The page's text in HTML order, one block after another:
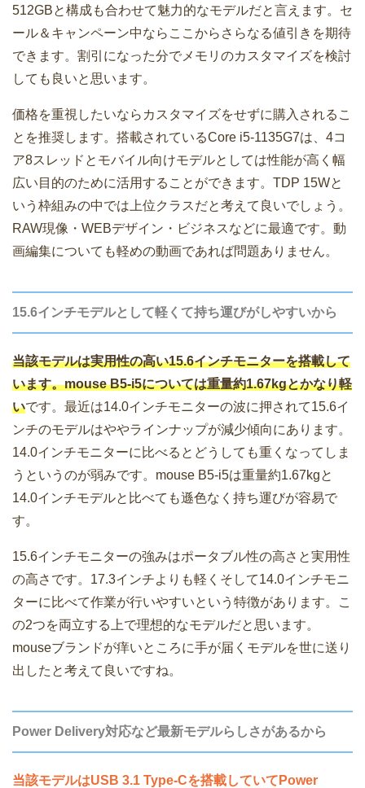
512GBと構成も合わせて魅力的なモデルだと言えます。セ
ール＆キャンペーン中ならここからさらなる値引きを期待
できます。割引になった分でメモリのカスタマイズを検討
しても良いと思います。
価格を重視したいならカスタマイズをせずに購入されるこ
とを推奨します。搭載されているCore i5-1135G7は、4コ
ア8スレッドとモバイル向けモデルとしては性能が高く幅
広い目的のために活用することができます。TDP 15Wと
いう枠組みの中では上位クラスだと考えて良いでしょう。
RAW現像・WEBデザイン・ビジネスなどに最適です。動
画編集についても軽めの動画であれば問題ありません。
15.6インチモデルとして軽くて持ち運びがしやすいから
当該モデルは実用性の高い15.6インチモニターを搭載して
います。mouse B5-i5については重量約1.67kgとかなり軽
いです。最近は14.0インチモニターの波に押されて15.6イ
ンチのモデルはややラインナップが減少傾向にあります。
14.0インチモニターに比べるとどうしても重くなってしま
うというのが弱みです。mouse B5-i5は重量約1.67kgと
14.0インチモデルと比べても遜色なく持ち運びが容易で
す。
15.6インチモニターの強みはポータブル性の高さと実用性
の高さです。17.3インチよりも軽くそして14.0インチモニ
ターに比べて作業が行いやすいという特徴があります。こ
の2つを両立する上で理想的なモデルだと思います。
mouseブランドが痒いところに手が届くモデルを世に送り
出したと考えて良いですね。
Power Delivery対応など最新モデルらしさがあるから
当該モデルはUSB 3.1 Type-Cを搭載していてPower